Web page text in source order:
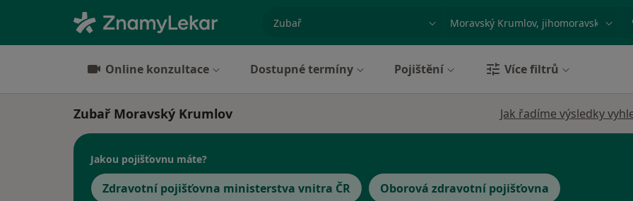
specializace, nemoc nebo příjmení Město nebo region
Online konzultace Dostupné termíny Pojištění Více filtrů
Zubař Moravský Krumlov Jak řadíme výsledky
Jakou pojišťovnu máte?
Zdravotní pojišťovna ministerstva vnitra ČR Oborová zdravotní pojišťovna